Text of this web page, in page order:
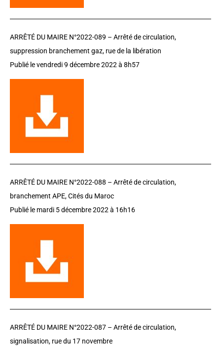
ARRÊTÉ DU MAIRE N°2022-089 – Arrêté de circulation,
suppression branchement gaz, rue de la libération
Publié le vendredi 9 décembre 2022 à 8h57
ARRÊTÉ DU MAIRE N°2022-088 – Arrêté de circulation,
branchement APE, Cités du Maroc
Publié le mardi 5 décembre 2022 à 16h16
ARRÊTÉ DU MAIRE N°2022-087 – Arrêté de circulation,
signalisation, rue du 17 novembre